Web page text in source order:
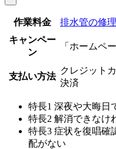
作業料金
排水管の修
キャンペー
ン
「ホームペ
支払い方法
クレジット
決済
特長1 深夜や大晦日
特長2 解消できなけ
特長3 症状を復唱確
配がない